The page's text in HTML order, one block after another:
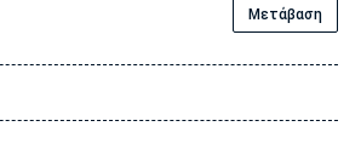
Μετάβαση